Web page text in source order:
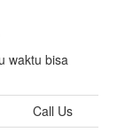
waktu bisa
Call Us